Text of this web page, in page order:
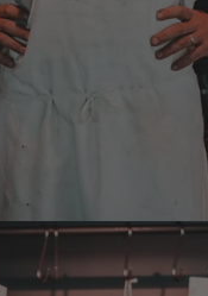
Kunde
hervorragend
Kunde
Favorit, etwas Fett muss